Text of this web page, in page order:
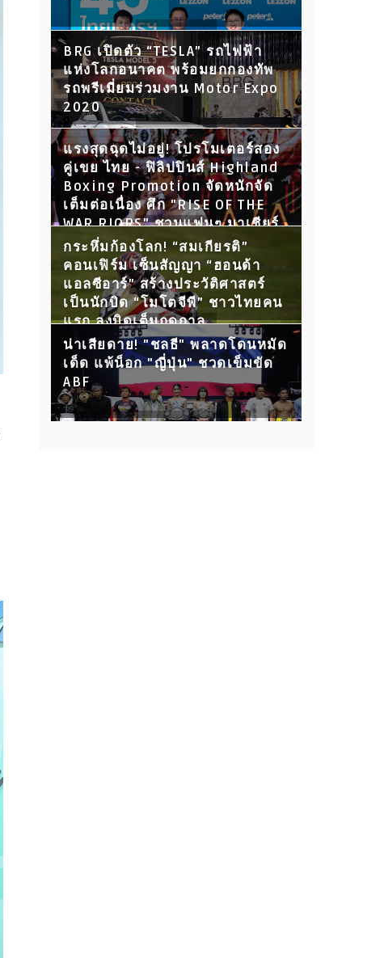
BRG เปิดตัว “TESLA” รถไฟฟ้า
แห่งโลกอนาคต พร้อมยกกองทัพ
รถพรีเมี่ยมร่วมงาน Motor Expo
2020
แรงสุดฉุดไม่อยู่! โปรโมเตอร์สอง
คู่เขย ไทย - ฟิลิปปินส์ Highland
Boxing Promotion จัดหนักจัด
เต็มต่อเนื่อง ศึก "RISE OF THE
WAR RIORS" ชวนแฟนๆ มาเชียร์
กับ 15 คู่ขุนพลนักสู้ ห้ามพลาด!
กระหึ่มก้องโลก! “สมเกียรติ”
คอนเฟิร์ม เซ็นสัญญา “ฮอนด้า
แอลซีอาร์” สร้างประวัติศาสตร์
เป็นนักบิด “โมโตจีพี” ชาวไทยคน
แรก ลงบิดเต็มฤดูกาล
น่าเสียดาย! "ชลธี" พลาดโดนหมัด
เด็ด แพ้น็อก "ญี่ปุ่น" ชวดเข็มขัด
ABF